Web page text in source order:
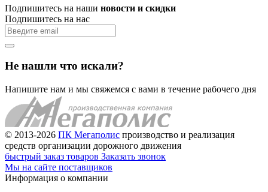
Подпишитесь на наши новости и скидки
Подпишитесь на нас
Не нашли что искали?
Напишите нам и мы свяжемся с вами в течение рабочего дня
© 2013-2026 ПК Мегаполис производство и реализация
средств организации дорожного движения
быстрый заказ товаров Заказать звонок
Мы на сайте поставщиков
Информация о компании